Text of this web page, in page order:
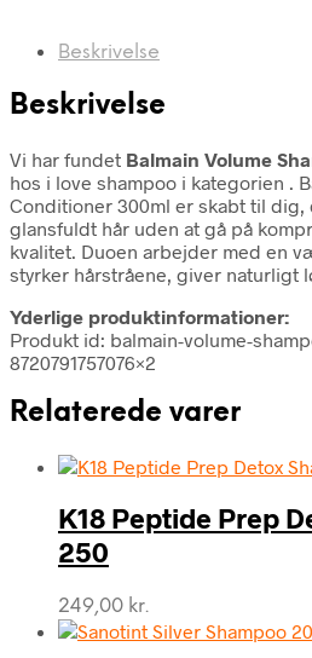
Beskrivelse
Beskrivelse
Vi har fundet Balmain Volume
hos i love shampoo i kategorien .
Conditioner 300ml er skabt til
glansfuldt hår uden at gå på
kvalitet. Duoen arbejder med en
styrker hårstråene, giver naturligt
Yderlige produktinformationer:
Produkt id: balmain-volume-
8720791757076×2
Relaterede varer
K18 Peptide Prep
250
249,00 kr.